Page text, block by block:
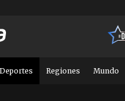
Deportes Regiones Mundo